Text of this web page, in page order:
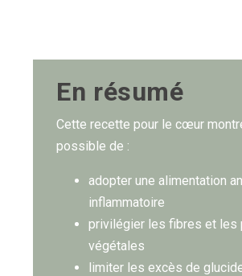
En résumé
Cette recette pour le cœur
possible de :
adopter une alimentation
inflammatoire
privilégier les fibres et les
végétales
limiter les excès de